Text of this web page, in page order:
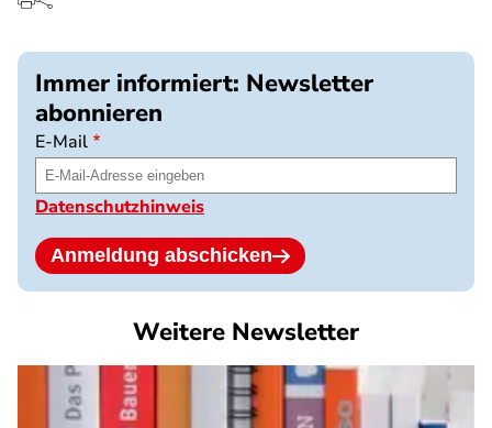
Immer informiert: Newsletter
abonnieren
E-Mail
Datenschutzhinweis
Anmeldung abschicken
Weitere Newsletter